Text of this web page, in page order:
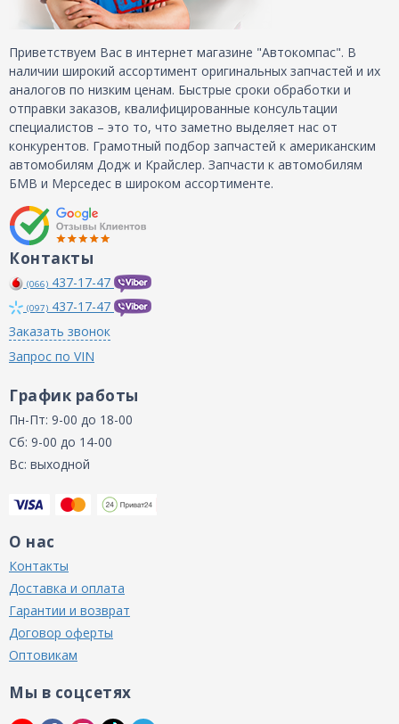
Приветствуем Вас в интернет магазине "Автокомпас". В
наличии широкий ассортимент оригинальных запчастей и их
аналогов по низким ценам. Быстрые сроки обработки и
отправки заказов, квалифицированные консультации
специалистов – это то, что заметно выделяет нас от
конкурентов. Грамотный подбор запчастей к американским
автомобилям Додж и Крайслер. Запчасти к автомобилям
БМВ и Мерседес в широком ассортименте.
Контакты
(066) 437-17-47
(097) 437-17-47
Заказать звонок
Запрос по VIN
График работы
Пн-Пт: 9-00 до 18-00
Сб: 9-00 до 14-00
Вс: выходной
О нас
Контакты
Доставка и оплата
Гарантии и возврат
Договор оферты
Оптовикам
Мы в соцсетях